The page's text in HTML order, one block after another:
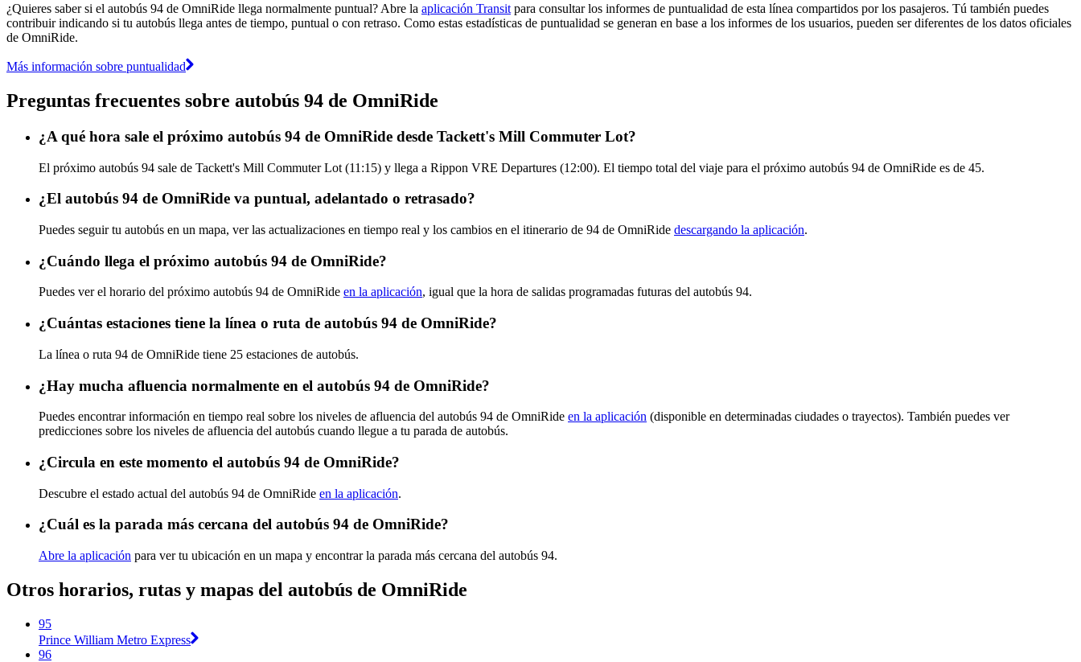
¿Quieres saber si el autobús 94 de OmniRide llega normalmente puntual? Abre la aplicación Transit para consultar los informes de puntualidad de esta línea compartidos por los pasajeros. Tú también puedes
contribuir indicando si tu autobús llega antes de tiempo, puntual o con retraso. Como estas estadísticas de puntualidad se generan en base a los informes de los usuarios, pueden ser diferentes de los datos oficiales
de OmniRide.
Más información sobre puntualidad
Preguntas frecuentes sobre autobús 94 de OmniRide
¿A qué hora sale el próximo autobús 94 de OmniRide desde Tackett's Mill Commuter Lot?
El próximo autobús 94 sale de Tackett's Mill Commuter Lot (11:15) y llega a Rippon VRE Departures (12:00). El tiempo total del viaje para el próximo autobús 94 de OmniRide es de 45.
¿El autobús 94 de OmniRide va puntual, adelantado o retrasado?
Puedes seguir tu autobús en un mapa, ver las actualizaciones en tiempo real y los cambios en el itinerario de 94 de OmniRide descargando la aplicación.
¿Cuándo llega el próximo autobús 94 de OmniRide?
Puedes ver el horario del próximo autobús 94 de OmniRide en la aplicación, igual que la hora de salidas programadas futuras del autobús 94.
¿Cuántas estaciones tiene la línea o ruta de autobús 94 de OmniRide?
La línea o ruta 94 de OmniRide tiene 25 estaciones de autobús.
¿Hay mucha afluencia normalmente en el autobús 94 de OmniRide?
Puedes encontrar información en tiempo real sobre los niveles de afluencia del autobús 94 de OmniRide en la aplicación (disponible en determinadas ciudades o trayectos). También puedes ver
predicciones sobre los niveles de afluencia del autobús cuando llegue a tu parada de autobús.
¿Circula en este momento el autobús 94 de OmniRide?
Descubre el estado actual del autobús 94 de OmniRide en la aplicación.
¿Cuál es la parada más cercana del autobús 94 de OmniRide?
Abre la aplicación para ver tu ubicación en un mapa y encontrar la parada más cercana del autobús 94.
Otros horarios, rutas y mapas del autobús de OmniRide
95
Prince William Metro Express
96